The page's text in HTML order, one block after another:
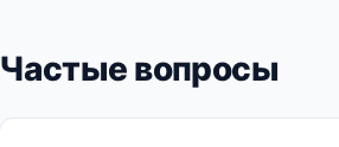
Частые вопросы